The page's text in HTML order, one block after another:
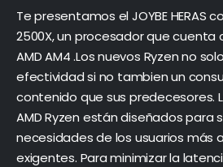
Te presentamos el JOYBE HERAS
2500X, un procesador que cuenta
AMD AM4 .Los nuevos Ryzen no
efectividad si no tambien un
contenido que sus predecesores.
AMD Ryzen están diseñados para
necesidades de los usuarios más
exigentes. Para minimizar la